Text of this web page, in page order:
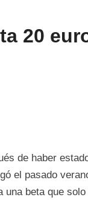
20
de haber
el pasado
una beta que